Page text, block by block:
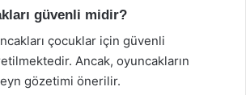
güvenli midir?
çocuklar için güvenli
Ancak, oyuncakların
gözetimi önerilir.